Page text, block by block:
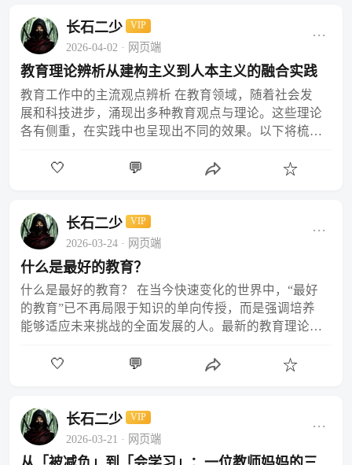
长石二少 VIP
2026-04-02· 网页端
···
教育理论辨析从建构主义到人本主义的融合实践
教育工作中的主流观点辨析 在教育领域，随着社会发
展和科技进步，涌现出多种教育观点与理论。这些理论
各有侧重，在实践中也呈现出不同的效果。以下将梳理
理性与适…
🤍 💬 ☆
长石二少 VIP
2026-03-24· 网页端
···
什么是最好的教育？
什么是最好的教育？ 在当今快速变化的世界中，“最好
的教育”已不再局限于知识的单向传授，而是强调培养
能够适应未来挑战的全面发展的人。最新的教育理论和
进其认…
🤍 💬 ☆
长石二少 VIP
2026-03-21 · 网页端
···